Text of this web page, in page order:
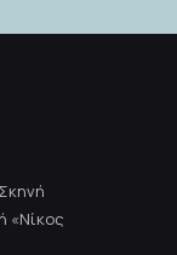
«Νίκος